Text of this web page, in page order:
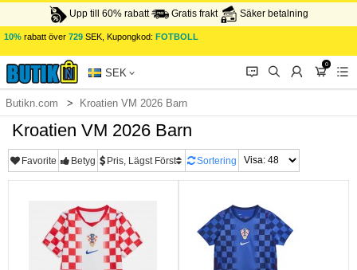
Upp till 60% rabatt Gratis frakt Säker betalning
10% rabatt över 729 SEK, Kupongkod: FOTBOLL
SEK 󰂱 󰂨 󰃳
0
󰃦 󰃖
Butikn.com Kroatien VM 2026 Barn
Kroatien VM 2026 Barn
Favorite Betyg Pris, Lägst Först Sortering